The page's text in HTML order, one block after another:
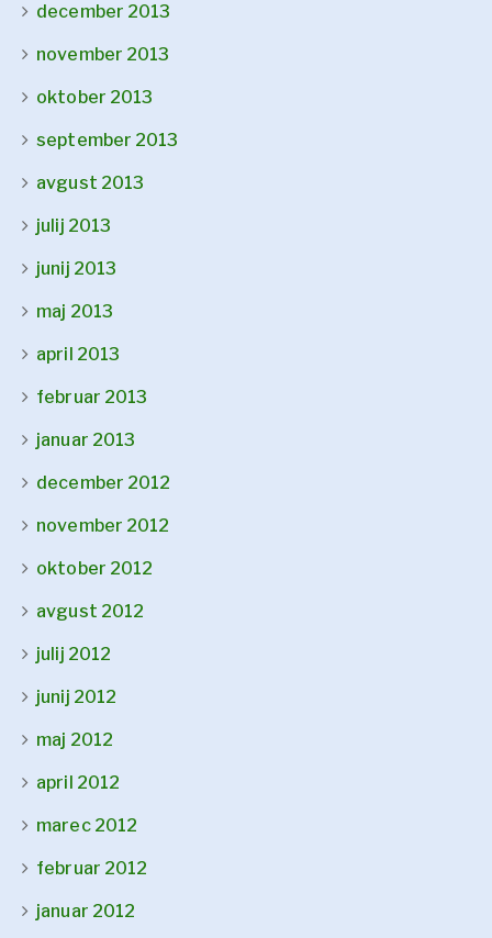
december 2013
november 2013
oktober 2013
september 2013
avgust 2013
julij 2013
junij 2013
maj 2013
april 2013
februar 2013
januar 2013
december 2012
november 2012
oktober 2012
avgust 2012
julij 2012
junij 2012
maj 2012
april 2012
marec 2012
februar 2012
januar 2012